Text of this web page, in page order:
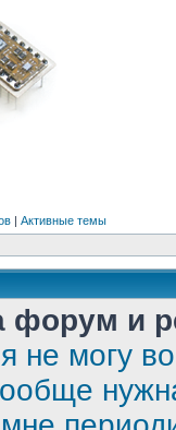
| Активные темы
форум и
не могу